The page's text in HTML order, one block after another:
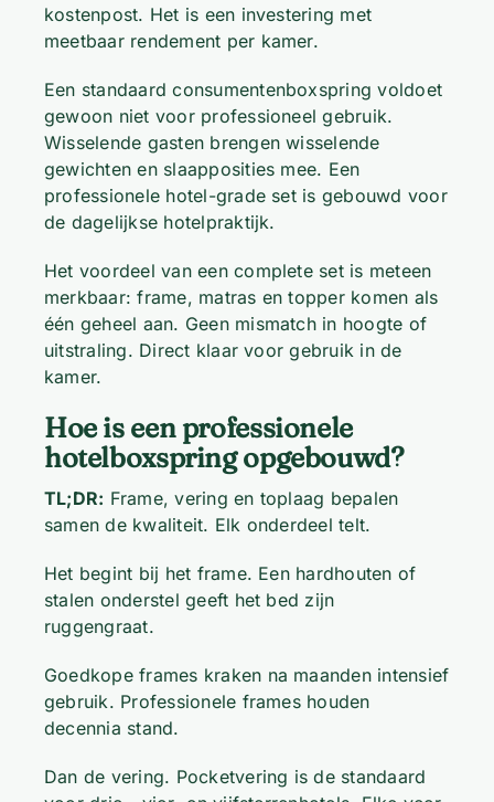
kostenpost. Het is een investering met
meetbaar rendement per kamer.
Een standaard consumentenboxspring voldoet
gewoon niet voor professioneel gebruik.
Wisselende gasten brengen wisselende
gewichten en slaapposities mee. Een
professionele hotel-grade set is gebouwd voor
de dagelijkse hotelpraktijk.
Het voordeel van een complete set is meteen
merkbaar: frame, matras en topper komen als
één geheel aan. Geen mismatch in hoogte of
uitstraling. Direct klaar voor gebruik in de
kamer.
Hoe is een professionele
hotelboxspring opgebouwd?
TL;DR: Frame, vering en toplaag bepalen
samen de kwaliteit. Elk onderdeel telt.
Het begint bij het frame. Een hardhouten of
stalen onderstel geeft het bed zijn
ruggengraat.
Goedkope frames kraken na maanden intensief
gebruik. Professionele frames houden
decennia stand.
Dan de vering. Pocketvering is de standaard